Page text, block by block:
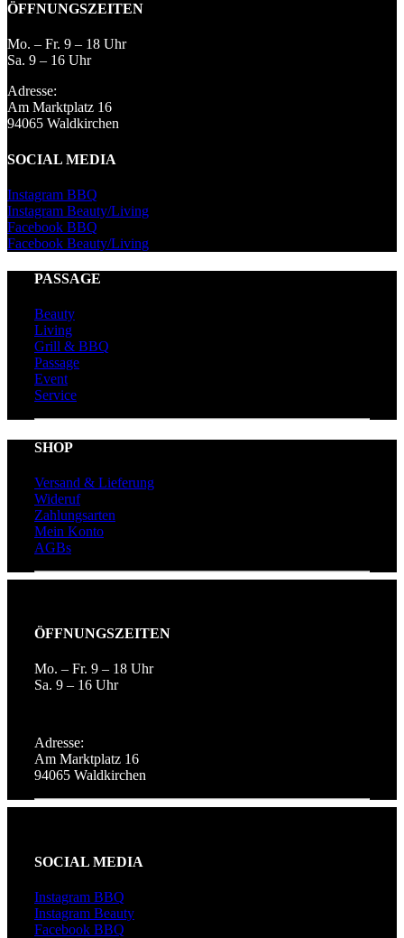
ÖFFNUNGSZEITEN
Mo. – Fr. 9 – 18 Uhr
Sa. 9 – 16 Uhr
Adresse:
Am Marktplatz 16
94065 Waldkirchen
SOCIAL MEDIA
Instagram BBQ
Instagram Beauty/Living
Facebook BBQ
Facebook Beauty/Living
PASSAGE
Beauty
Living
Grill & BBQ
Passage
Event
Service
SHOP
Versand & Lieferung
Wideruf
Zahlungsarten
Mein Konto
AGBs
ÖFFNUNGSZEITEN
Mo. – Fr. 9 – 18 Uhr
Sa. 9 – 16 Uhr
Adresse:
Am Marktplatz 16
94065 Waldkirchen
SOCIAL MEDIA
Instagram BBQ
Instagram Beauty
Facebook BBQ